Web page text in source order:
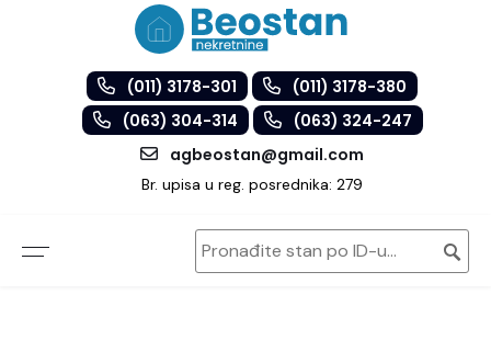
(011) 3178-301
(011) 3178-380
(063) 304-314
(063) 324-247
agbeostan@gmail.com
Br. upisa u reg. posrednika: 279